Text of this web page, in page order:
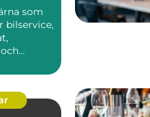
som
bilservice,